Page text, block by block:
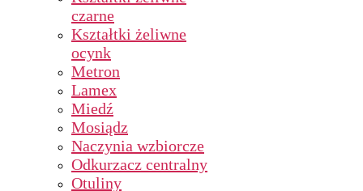
czarne
Kształtki żeliwne
ocynk
Metron
Lamex
Miedź
Mosiądz
Naczynia wzbiorcze
Odkurzacz centralny
Otuliny